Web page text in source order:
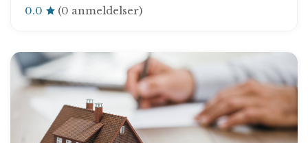
0.0 (0 anmeldelser)